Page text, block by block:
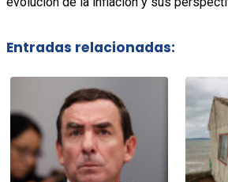
Entradas relacionadas: